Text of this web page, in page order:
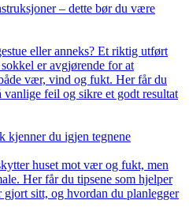
– dette bør du være
eller anneks? Et riktig utført
er avgjørende for at
vær, vind og fukt. Her får du
vanlige feil og sikre et godt resultat
kjenner du igjen tegnene
huset mot vær og fukt, men
Her får du tipsene som hjelper
gjort sitt, og hvordan du planlegger